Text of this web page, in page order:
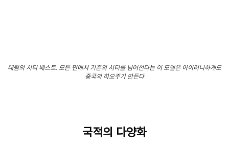
대림의 시티 베스트. 모든 면에서 기존의 시티를 넘어선다는 이 모델은 아이러니하게도
중국의 하오주가 만든다
국적의 다양화